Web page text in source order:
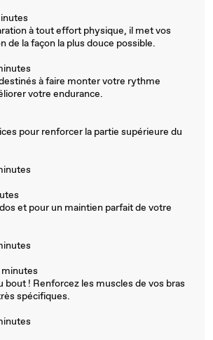
à tout effort physique, il met vos
de la façon la plus douce possible.
à faire monter votre rythme
votre endurance.
pour renforcer la partie supérieure du
et pour un maintien parfait de votre
bout ! Renforcez les muscles de vos bras
spécifiques.